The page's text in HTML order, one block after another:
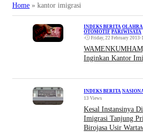
Home » kantor imigrasi
INDEKS BERITA
OTOMOTIF PARIWISATA
•
Friday, 22 February 2013 •
Inginkan Kantor
INDEKS BERITA
13 Views
Kesal Instansinya
Imigrasi Tanjung Priok
Birojasa Usir